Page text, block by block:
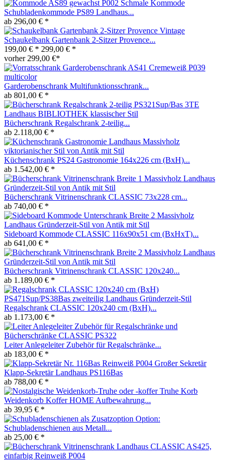
Schmale Kommode
Schubladenkommode PS89 Landhaus...
ab 296,00 € *
Schaukelbank Gartenbank 2-Sitzer Provence...
199,00 € * 299,00 € *
vorher 299,00 €*
Garderobenschrank Multifunktionsschrank...
ab 801,00 € *
Bücherschrank Regalschrank 2-teilig...
ab 2.118,00 € *
Küchenschrank PS24 Gastronomie 164x226 cm (BxH)...
ab 1.542,00 € *
Bücherschrank Vitrinenschrank CLASSIC 73x228 cm...
ab 740,00 € *
Sideboard Kommode CLASSIC 116x90x51 cm (BxHxT)...
ab 641,00 € *
Bücherschrank Vitrinenschrank CLASSIC 120x240...
ab 1.189,00 € *
Regalschrank CLASSIC 120x240 cm (BxH)...
ab 1.173,00 € *
Leiter Anlegeleiter Zubehör für Regalschränke...
ab 183,00 € *
Großer Sekretär
Klapp-Sekretär Landhaus PS116Bas
ab 788,00 € *
Truhe Korb
Weidenkorb Koffer HOME Aufbewahrung...
ab 39,95 € *
Option:
Schubladenschienen aus Metall...
ab 25,00 € *